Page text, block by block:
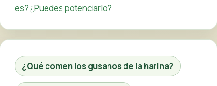
es? ¿Puedes potenciarlo?
¿Qué comen los gusanos de la harina?